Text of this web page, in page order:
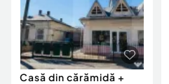
Casă din cărămidă +